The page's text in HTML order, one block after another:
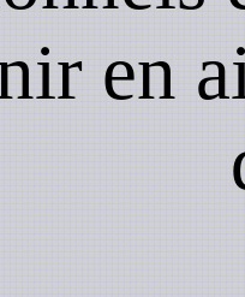
en